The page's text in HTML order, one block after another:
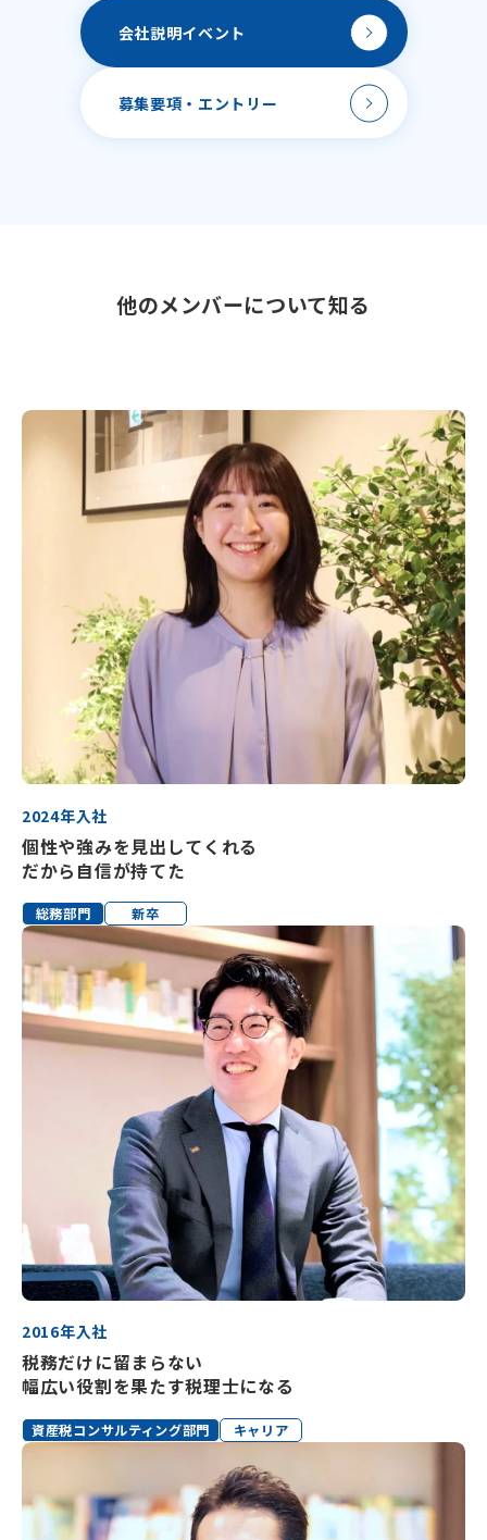
会社説明イベント
募集要項・ エントリー
他のメンバーについて知る
2024年入社
個性や強みを見出してくれる
だから自信が持てた
総務部門 新卒
2016年入社
税務だけに留まらない
幅広い役割を果たす税理士になる
資産税コンサルティング部門 キャリア